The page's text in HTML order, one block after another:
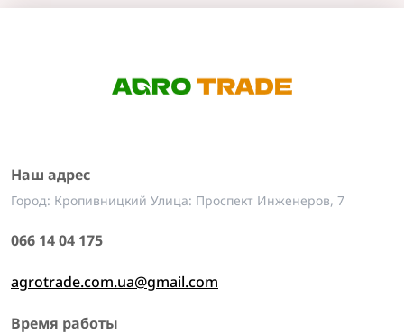
Наш адрес
Город: Кропивницкий Улица: Проспект Инженеров, 7
066 14 04 175
agrotrade.com.ua@gmail.com
Время работы